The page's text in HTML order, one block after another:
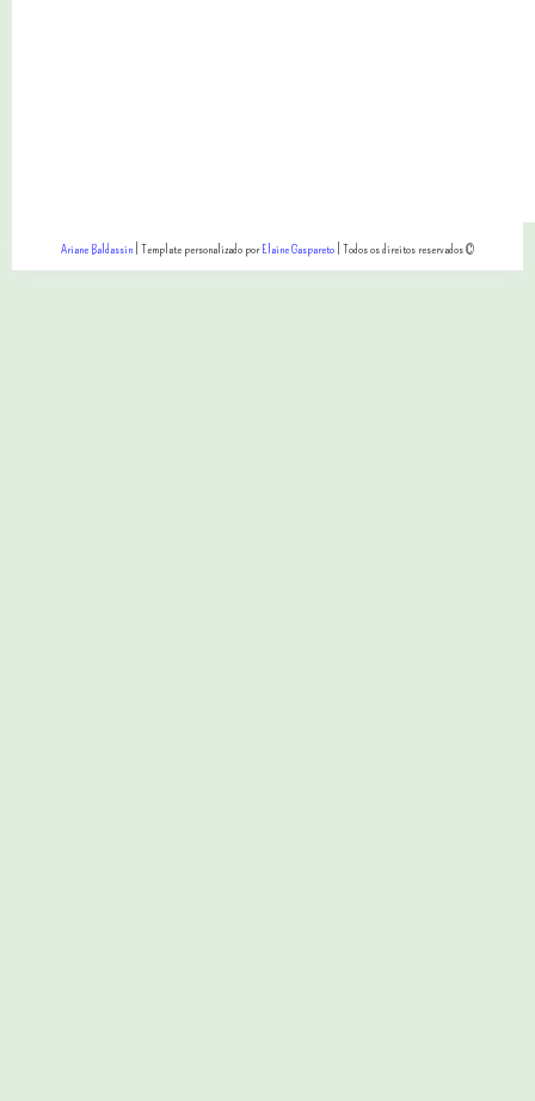
Ariane Baldassin| Template personalizado porElaine Gaspareto| Todos os direitos reservados ©